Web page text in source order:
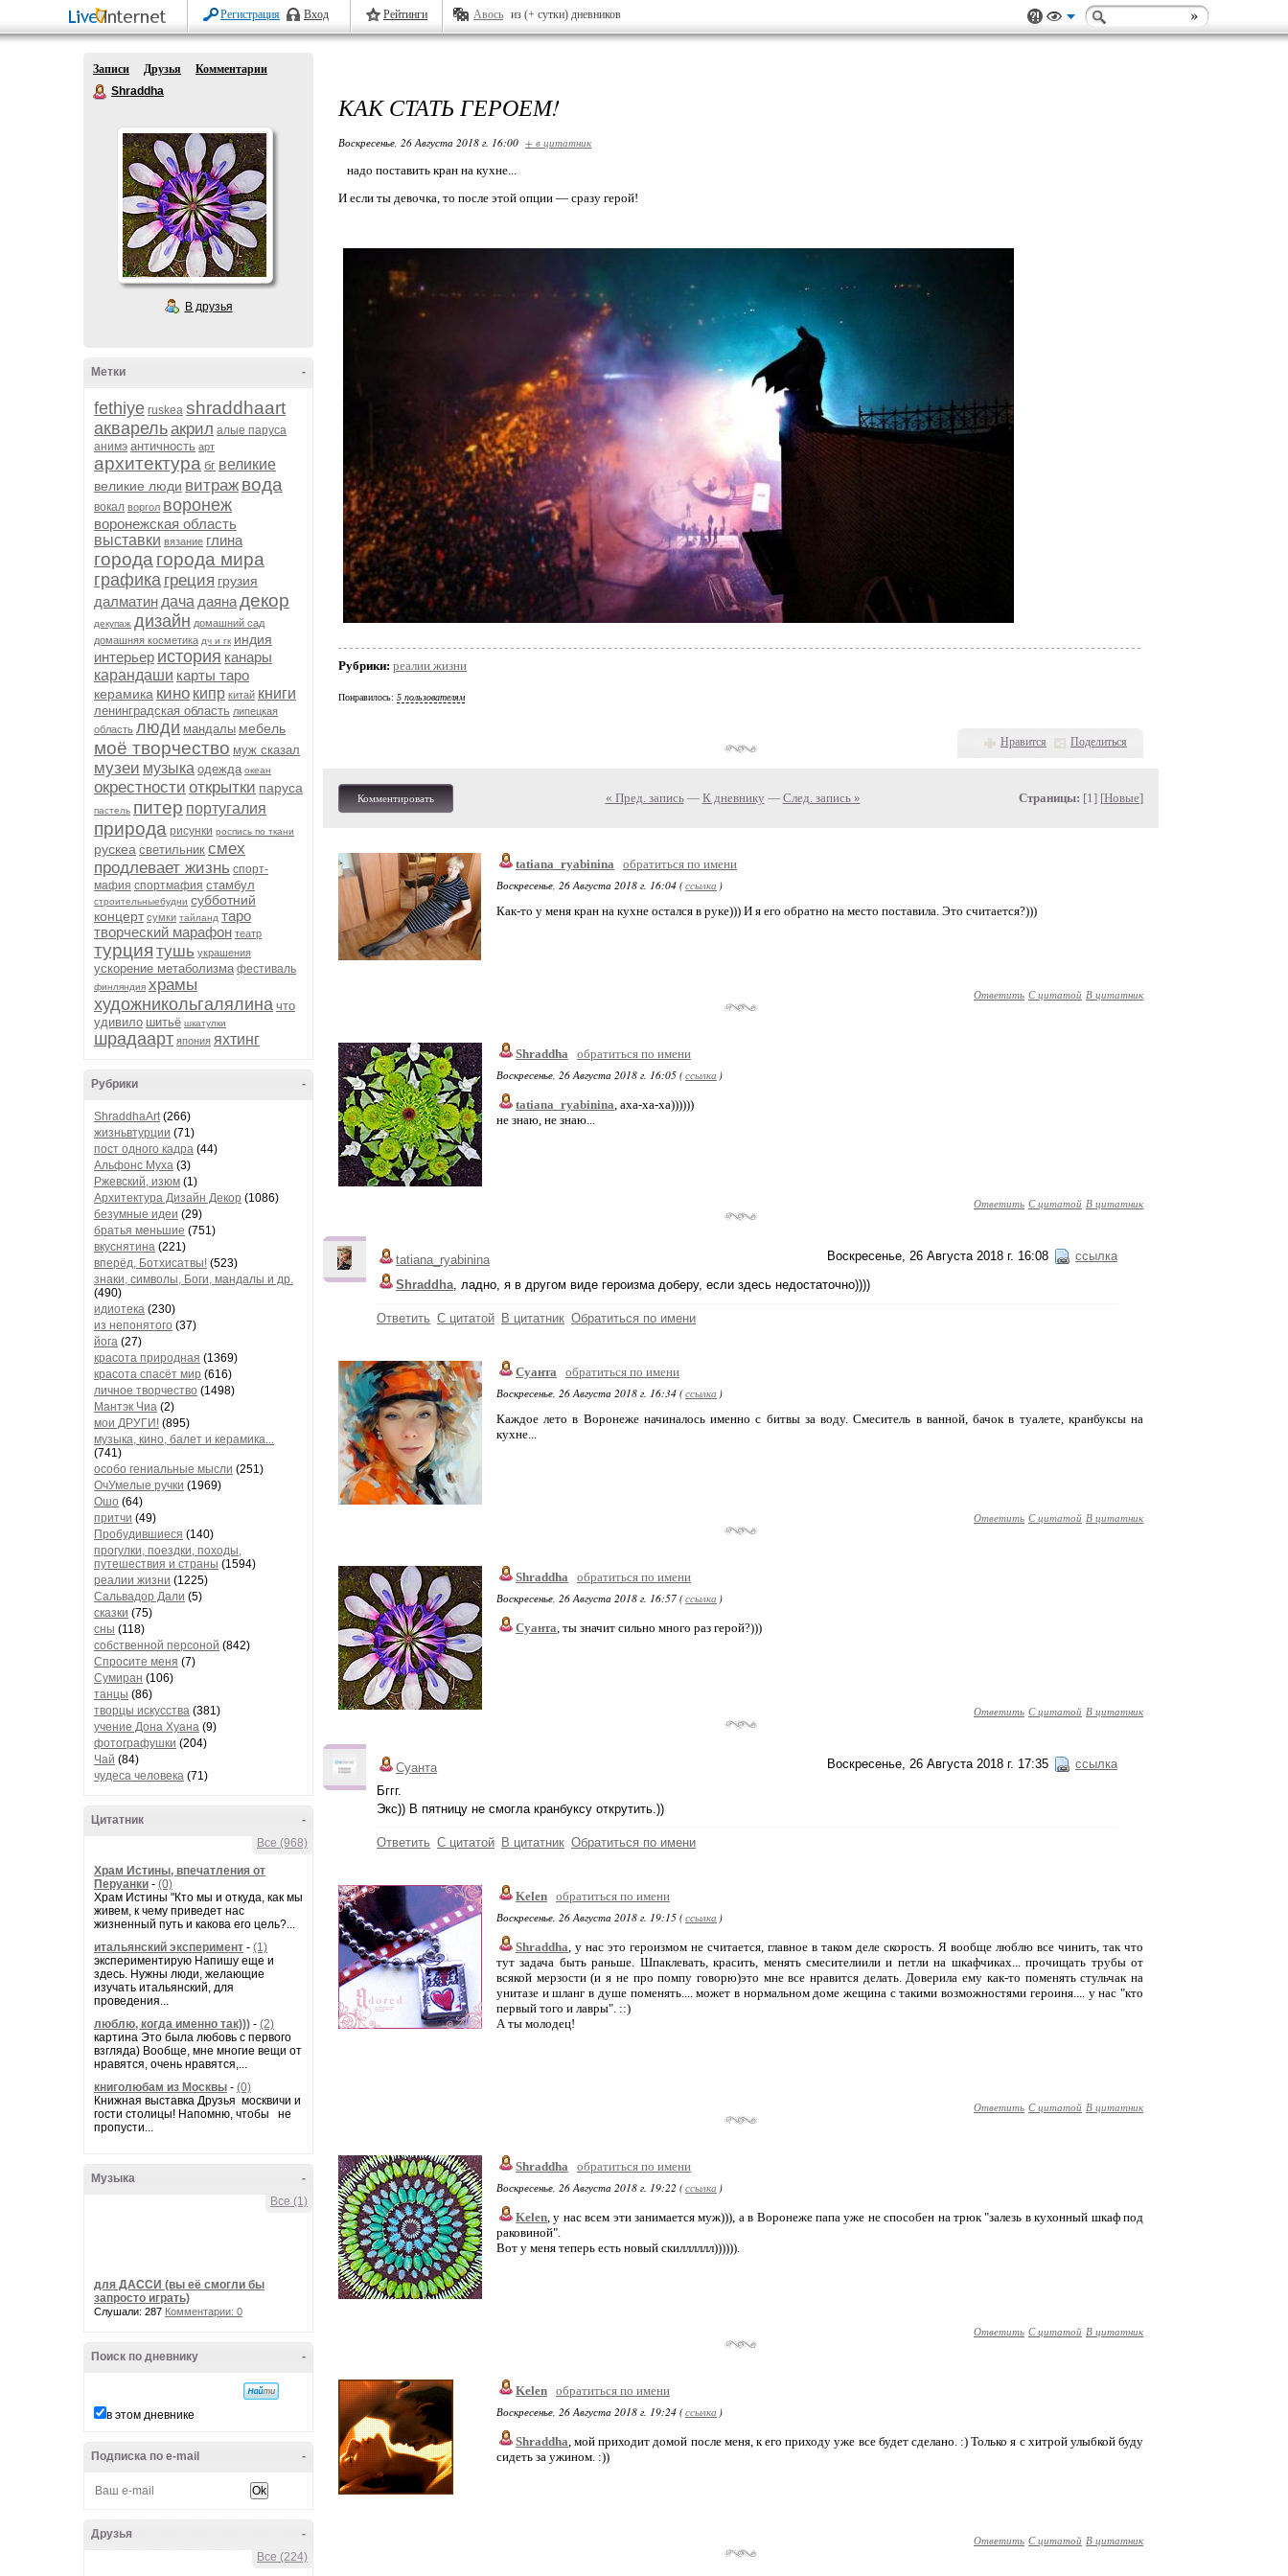
Регистрация Вход Рейтинги Авось из (+ сутки) дневников
Записи Друзья
Комментарии
Shraddha
В друзья
-
Метки
fethiye ruskea shraddhaart
акварельакрил алые паруса
анимэ античность арт
архитектура бг великие
великие люди витраж вода
вокал воргол воронеж
воронежская область
выставки вязание глина
города города мира
графика греция грузия
далматин дача даянадекор
декупаж дизайн домашний сад
домашняя косметика дч и гк индия
интерьер история канары
карандаши карты таро
керамика кино кипр китай книги
ленинградская область липецкая
область люди мандалы мебель
моё творчество муж сказал
музеи музыка одежда океан
окрестности открытки паруса
пастель питер португалия
природа рисунки роспись по ткани
рускеа светильник смех
продлевает жизнь спорт-
мафия спортмафия стамбул
строительныебудни субботний
концерт сумки тайланд таро
творческий марафон театр
турция тушь украшения
ускорение метаболизма фестиваль
финляндия храмы
художникольгалялина что
удивило шитьё шкатулки
шрадаарт япония яхтинг
-
Рубрики
ShraddhaArt(266)
жизньвтурции (71)
пост одного кадра (44)
Альфонс Муха (3)
Ржевский, изюм (1)
Архитектура Дизайн Декор (1086)
безумные идеи (29)
братья меньшие (751)
вкуснятина (221)
вперёд, Ботхисатвы! (523)
знаки, символы, Боги, мандалы и др.
(490)
идиотека (230)
из непонятого (37)
йога (27)
красота природная (1369)
красота спасёт мир (616)
личное творчество (1498)
Мантэк Чиа (2)
мои ДРУГИ! (895)
музыка, кино, балет и керамика...
(741)
особо гениальные мысли (251)
ОчУмелые ручки (1969)
Ошо (64)
притчи (49)
Пробудившиеся (140)
прогулки, поездки, походы,
путешествия и страны (1594)
реалии жизни (1225)
Сальвадор Дали (5)
сказки (75)
сны (118)
собственной персоной (842)
Спросите меня (7)
Сумиран (106)
танцы (86)
творцы искусства (381)
учение Дона Хуана (9)
фотографушки (204)
Чай (84)
чудеса человека (71)
-
Цитатник
Все (968)
Храм Истины, впечатления от
Перуанки - (0)
Храм Истины "Кто мы и откуда, как мы
живем, к чему приведет нас
жизненный путь и какова его цель?...
итальянский эксперимент - (1)
экспериментирую Напишу еще и
здесь. Нужны люди, желающие
изучать итальянский, для
проведения...
люблю, когда именно так))) - (2)
картина Это была любовь с первого
взгляда) Вообще, мне многие вещи от
нравятся, очень нравятся,...
книголюбам из Москвы - (0)
Книжная выставка Друзья москвичи и
гости столицы! Напомню, чтобы не
пропусти...
-
Музыка
Все (1)
для ДАССИ (вы её смогли бы
запросто играть)
Слушали: 287 Комментарии: 0
-
Поиск по дневнику
в этом дневнике
-
Подписка по e-mail
-
Друзья
Все (224)
КАК СТАТЬ ГЕРОЕМ!
Воскресенье, 26 Августа 2018 г. 16:00 + в цитатник
надо поставить кран на кухне...
И если ты девочка, то после этой опции — сразу герой!
Рубрики: реалии жизни
Понравилось: 5 пользователям
Нравится Поделиться
Комментировать « Пред. запись— К дневнику — След. запись » Страницы: [1] [Новые]
tatiana_ryabinina
обратиться по имени
Воскресенье, 26 Августа 2018 г. 16:04 (ссылка )
Как-то у меня кран на кухне остался в руке))) И я его обратно на место поставила. Это считается?)))
Ответить С цитатой В цитатник
Shraddha
обратиться по имени
Воскресенье, 26 Августа 2018 г. 16:05 (ссылка )
tatiana_ryabinina, аха-ха-ха))))))
не знаю, не знаю...
Ответить С цитатой В цитатник
Воскресенье, 26 Августа 2018 г. 16:08 ссылка
tatiana_ryabinina
Shraddha, ладно, я в другом виде героизма доберу, если здесь недостаточно))))
Ответить С цитатой В цитатник Обратиться по имени
Суанта
обратиться по имени
Воскресенье, 26 Августа 2018 г. 16:34 (ссылка )
Каждое лето в Воронеже начиналось именно с битвы за воду. Смеситель в ванной, бачок в туалете, кранбуксы на
кухне...
Ответить С цитатой В цитатник
Shraddha
обратиться по имени
Воскресенье, 26 Августа 2018 г. 16:57 (ссылка )
Суанта, ты значит сильно много раз герой?)))
Ответить С цитатой В цитатник
Воскресенье, 26 Августа 2018 г. 17:35 ссылка
Суанта
Бггг.
Экс)) В пятницу не смогла кранбуксу открутить.))
Ответить С цитатой В цитатник Обратиться по имени
Kelen обратиться по имени
Воскресенье, 26 Августа 2018 г. 19:15 (ссылка )
Shraddha, у нас это героизмом не считается, главное в таком деле скорость. Я вообще люблю все чинить, так что
тут задача быть раньше. Шпаклевать, красить, менять смесителиили и петли на шкафчиках... прочищать трубы от
всякой мерзости (и я не про помпу говорю)это мне все нравится делать. Доверила ему как-то поменять стульчак на
унитазе и шланг в душе поменять.... может в нормальном доме жещина с такими возможностями героиня.... у нас "кто
первый того и лавры". ::)
А ты молодец!
Ответить С цитатой В цитатник
Shraddha
обратиться по имени
Воскресенье, 26 Августа 2018 г. 19:22 (ссылка )
Kelen, у нас всем эти занимается муж))), а в Воронеже папа уже не способен на трюк "залезь в кухонный шкаф под
раковиной".
Вот у меня теперь есть новый скилллллл)))))).
Ответить С цитатой В цитатник
Kelen обратиться по имени
Воскресенье, 26 Августа 2018 г. 19:24 (ссылка )
Shraddha, мой приходит домой после меня, к его приходу уже все будет сделано. :) Только я с хитрой улыбкой буду
сидеть за ужином. :))
Ответить С цитатой В цитатник